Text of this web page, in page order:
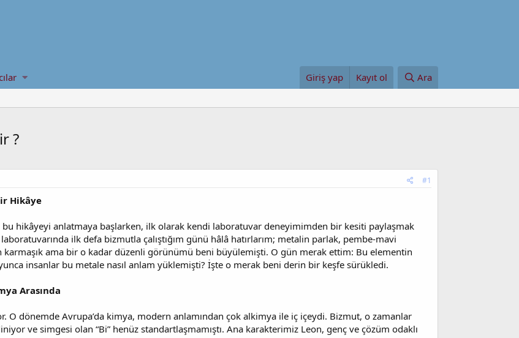
Giriş yap Kayıt ol Ara
?
#1
Hikâye
hikâyeyi anlatmaya başlarken, ilk olarak kendi laboratuvar deneyimimden bir kesiti paylaşmak
ilk defa bizmutla çalıştığım günü hâlâ hatırlarım; metalin parlak, pembe-mavi
karmaşık ama bir o kadar düzenli görünümü beni büyülemişti. O gün merak ettim: Bu elementin
insanlar bu metale nasıl anlam yüklemişti? İşte o merak beni derin bir keşfe sürükledi.
Arasında
O dönemde Avrupa’da kimya, modern anlamından çok alkimya ile iç içeydi. Bizmut, o zamanlar
ve simgesi olan “Bi” henüz standartlaşmamıştı. Ana karakterimiz Leon, genç ve çözüm odaklı